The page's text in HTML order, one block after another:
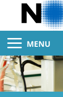
MENU